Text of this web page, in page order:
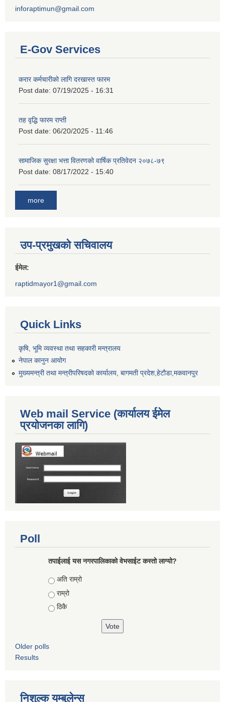
inforaptimun@gmail.com
E-Gov Services
करार कर्मचारीको लागि दरखास्त फारम
Post date: 07/19/2025 - 16:31
तह वृद्धि फारम राप्ती
Post date: 06/20/2025 - 11:46
सामाजिक सुरक्षा भत्ता वितरणको वार्षिक प्रतिवेदन २०७८-७९
Post date: 08/17/2022 - 15:40
more
उप-प्रमुखको सचिवालय
ईमेल:
raptidmayor1@gmail.com
Quick Links
कृषि, भूमि व्यवस्था तथा सहकारी मन्त्रालय
नेपाल कानुन आयोग
मुख्यमन्त्री तथा मन्त्रीपरिषदको कार्यालय, बागमती प्रदेश,हेटाैडा,मकवानपुर
Web mail Service (कार्यालय ईमेल
प्रयोजनका लागि)
Poll
तपाईलाई यस नगरपालिकाको वेभसाईट कस्तो लाग्यो?
Choices
अति राम्रो
राम्रो
ठिकै
Older polls
Results
निशुल्क यम्बुलेन्स